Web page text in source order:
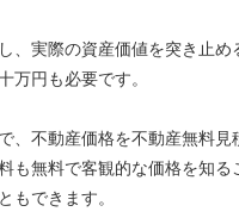
、実際の資産価値を突き止
万円も必要です。
、不動産価格を不動産無料
も無料で客観的な価格を知
もできます。